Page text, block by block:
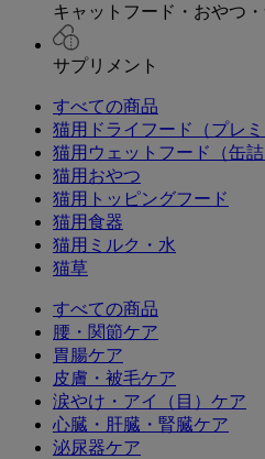
キャットフード・おやつ
サプリメント
すべての商品
猫用ドライフード（プレミ
猫用ウェットフード（缶
猫用おやつ
猫用トッピングフード
猫用食器
猫用ミルク・水
猫草
すべての商品
腰・関節ケア
胃腸ケア
皮膚・被毛ケア
涙やけ・アイ（目）ケア
心臓・肝臓・腎臓ケア
泌尿器ケア